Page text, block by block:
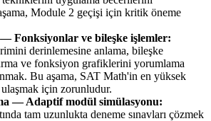
Module 2 geçişi için kritik öneme
Fonksiyonlar ve bileşke işlemler:
derinlemesine anlama, bileşke
ve fonksiyon grafiklerini yorumlama
Bu aşama, SAT Math'in en yüksek
için zorunludur.
— Adaptif modül simülasyonu:
tam uzunlukta deneme sınavları çözmek